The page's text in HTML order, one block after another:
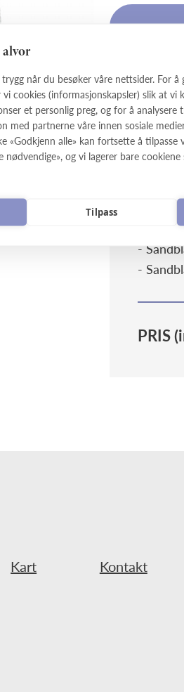
alvor
når du besøker våre nettsider. For å
cookies (informasjonskapsler) slik at vi
et personlig preg, og for å analysere
med partnerne våre innen sosiale
«Godkjenn alle» kan fortsette å
nødvendige», og vi lagerer bare
Tilpass
-
-
PRIS
Kart Kontakt